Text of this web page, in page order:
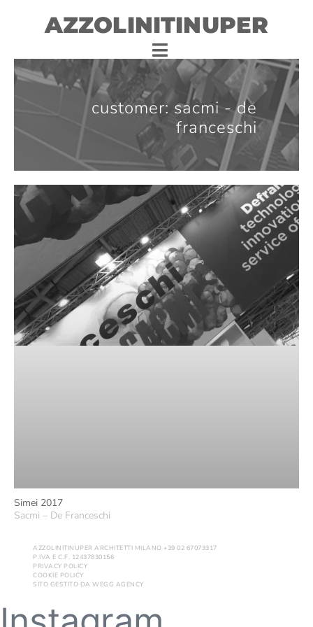
AZZOLINITINUPER
customer: sacmi - de
franceschi
Simei 2017
Sacmi – De Franceschi
AZZOLINITINUPER ARCHITETTI MILANO +39 02 67073317
P.IVA E C.F. 12437830156
PRIVACY POLICY
COOKIE POLICY
SITO GESTITO DA WEGG AGENCY